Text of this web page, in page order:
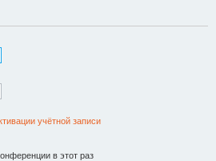
учётной записи
в этот раз